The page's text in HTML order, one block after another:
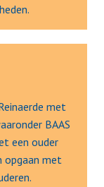
met
BAAS
een ouder
opgaan met